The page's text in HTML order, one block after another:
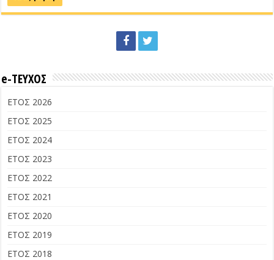
e-ΤΕΥΧΟΣ
ΕΤΟΣ 2026
ΕΤΟΣ 2025
ΕΤΟΣ 2024
ΕΤΟΣ 2023
ΕΤΟΣ 2022
ΕΤΟΣ 2021
ΕΤΟΣ 2020
ΕΤΟΣ 2019
ΕΤΟΣ 2018